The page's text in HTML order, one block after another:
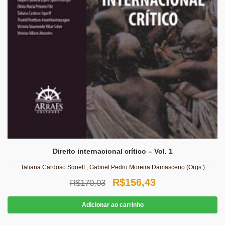
Direito internacional crítico – Vol. 1
Tatiana Cardoso Squeff ; Gabriel Pedro Moreira Damasceno (Orgs.)
R$170,03
O
preço
original
R$156,43O
preço
atual
Adicionar ao carrinho